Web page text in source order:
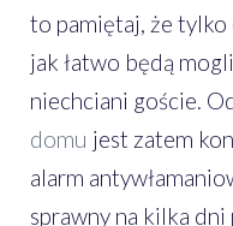
to pamiętaj, że
jak łatwo będą
niechciani goście.
domu jest zatem
alarm
sprawny na kilka